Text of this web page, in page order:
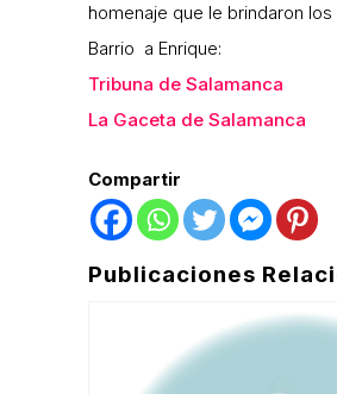
homenaje que le brindaron
Barrio a Enrique:
Tribuna de Salamanca
La Gaceta de Salamanca
Compartir
Publicaciones